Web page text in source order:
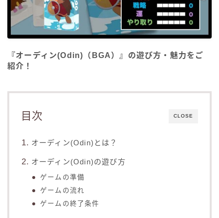
『オーディン(Odin)（BGA）』の遊び方・魅力をご
紹介！
CLOSE
目次
オーディン(Odin)とは？
オーディン(Odin)の遊び方
ゲームの準備
ゲームの流れ
ゲームの終了条件